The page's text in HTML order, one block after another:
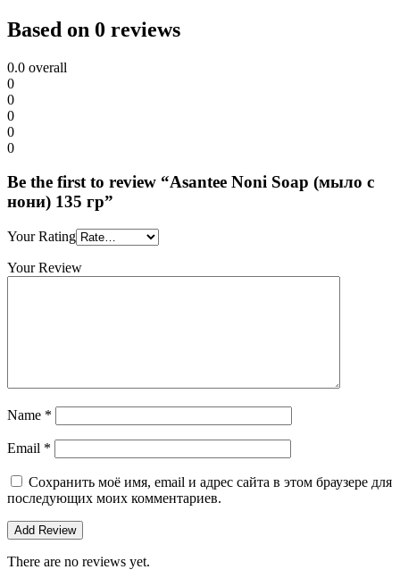
Based on 0 reviews
0.0 overall
0
0
0
0
0
Be the first to review “Asantee Noni Soap (мыло с
нони) 135 гр”
Your Rating
Your Review
Name *
Email *
Сохранить моё имя, email и адрес сайта в этом браузере для
последующих моих комментариев.
There are no reviews yet.